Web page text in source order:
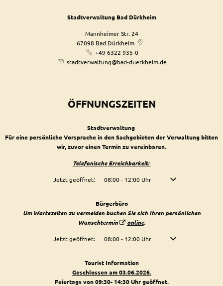
Stadtverwaltung Bad Dürkheim
Mannheimer Str. 24
67098 Bad Dürkheim
+49 6322 935-0
stadtverwaltung@bad-duerkheim.de
ÖFFNUNGSZEITEN
Stadtverwaltung
Für eine persönliche Vorsprache in den Sachgebieten der Verwaltung bitten
wir, zuvor einen Termin zu vereinbaren.
Telefonische Erreichbarkeit:
Klicken, um weitere Öffnungs- oder Schließzeiten auszublenden
Jetzt geöffnet: 08:00- 12:00 Uhr Von 08:00 bis 12:00
Bürgerbüro
Um Wartezeiten zu vermeiden buchen Sie sich Ihren persönlichen
Wunschtermin
online.
Klicken, um weitere Öffnungs- oder Schließzeiten auszublenden
Jetzt geöffnet: 08:00- 12:00 Uhr Von 08:00 bis 12:00
Tourist Information
Geschlossen am 03.06.2026.
Feiertags von 09:30- 14:30 Uhr geöffnet.